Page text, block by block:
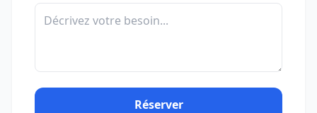
Réserver